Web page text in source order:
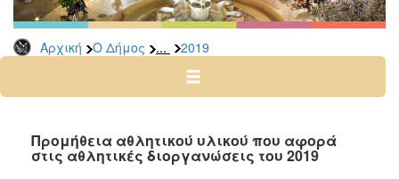
Αρχική Ο Δήμος ... 2019
Δημοπρασίες
Αρχείο
2025
2023
Προμήθεια αθλητικού υλικού που αφορά
στις αθλητικές διοργανώσεις του 2019